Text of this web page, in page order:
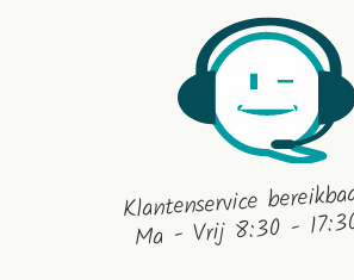
Klantenservice
Ma - Vrij 8:30 -